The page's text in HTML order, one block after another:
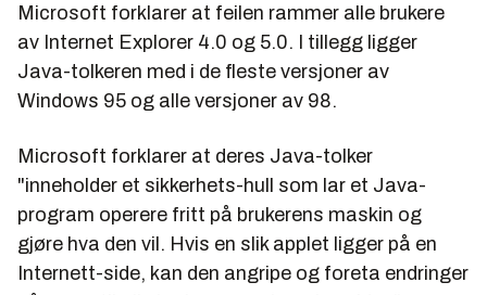
Microsoft forklarer at feilen rammer alle brukere
av Internet Explorer 4.0 og 5.0. I tillegg ligger
Java-tolkeren med i de fleste versjoner av
Windows 95 og alle versjoner av 98.
Microsoft forklarer at deres Java-tolker
"inneholder et sikkerhets-hull som lar et Java-
program operere fritt på brukerens maskin og
gjøre hva den vil. Hvis en slik applet ligger på en
Internett-side, kan den angripe og foreta endringer